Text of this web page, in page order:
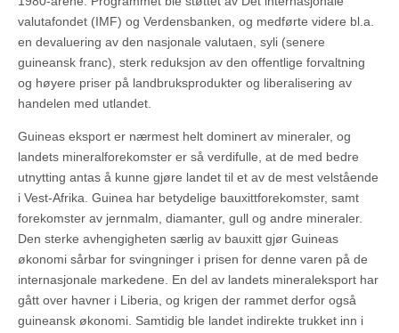
valutafondet (IMF) og Verdensbanken, og medførte videre bl.a.
en devaluering av den nasjonale valutaen, syli (senere
guineansk franc), sterk reduksjon av den offentlige forvaltning
og høyere priser på landbruksprodukter og liberalisering av
handelen med utlandet.
Guineas eksport er nærmest helt dominert av mineraler, og
landets mineralforekomster er så verdifulle, at de med bedre
utnytting antas å kunne gjøre landet til et av de mest velstående
i Vest-Afrika. Guinea har betydelige bauxittforekomster, samt
forekomster av jernmalm, diamanter, gull og andre mineraler.
Den sterke avhengigheten særlig av bauxitt gjør Guineas
økonomi sårbar for svingninger i prisen for denne varen på de
internasjonale markedene. En del av landets mineraleksport har
gått over havner i Liberia, og krigen der rammet derfor også
guineansk økonomi. Samtidig ble landet indirekte trukket inn i